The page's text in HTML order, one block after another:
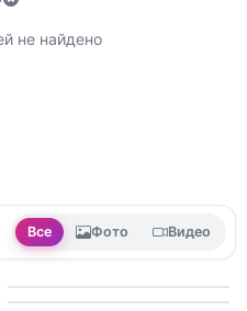
не найдено
Все Фото Видео